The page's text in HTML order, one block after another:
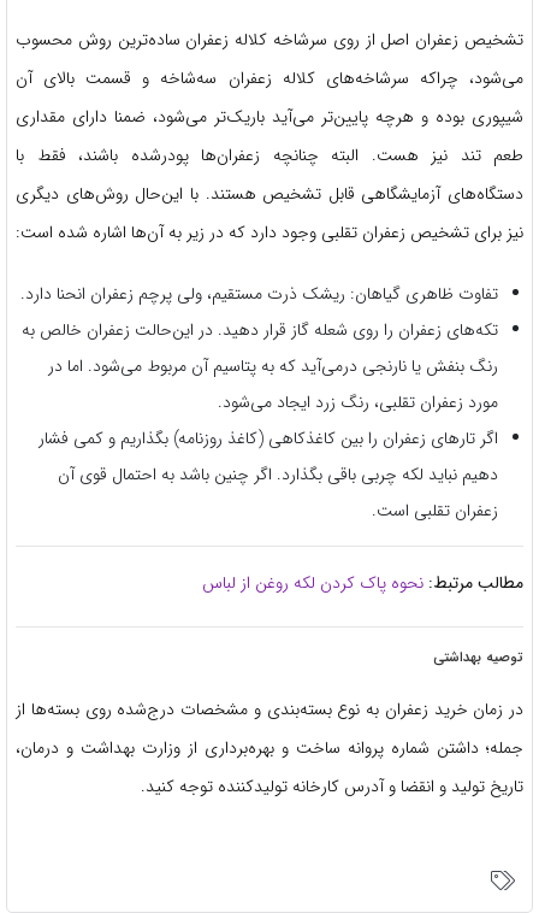
تشخیص زعفران‌ اصل از روی سرشاخه کلاله زعفران ساده‌ترین روش محسوب
می‌شود، چراکه سرشاخه‌های کلاله زعفران سه‌شاخه و قسمت بالای آن
شیپوری بوده و هرچه پایین‌تر می‌آید باریک‌تر می‌شود، ضمنا دارای مقداری
طعم تند نیز هست. البته چنانچه زعفران‌ها پودرشده باشند، فقط با
دستگاه‌های آزمایشگاهی قابل تشخیص هستند. با این‌حال روش‌های دیگری
نیز برای تشخیص زعفران تقلبی وجود دارد که در زیر به آن‌ها اشاره شده است:
تفاوت ظاهری گیاهان: ریشک ذرت مستقیم، ولی پرچم زعفران انحنا دارد.
تکه‌های زعفران را روی شعله گاز قرار دهید. در این‌حالت زعفران خالص به
رنگ بنفش یا نارنجی درمی‌آید که به پتاسیم آن مربوط می‌شود. اما در
مورد زعفران تقلبی، رنگ زرد ایجاد می‌شود.
اگر تارهای زعفران را بین کاغذکاهی (کاغذ روزنامه) بگذاریم و کمی فشار
دهیم نباید لکه چربی باقی بگذارد. اگر چنین باشد به احتمال قوی آن
زعفران تقلبی است.
مطالب مرتبط: نحوه پاک کردن لکه روغن از لباس
توصیه بهداشتی
در زمان خرید زعفران به نوع بسته‌بندی و مشخصات درج‌شده روی بسته‌ها از
جمله؛ داشتن شماره پروانه ساخت و بهره‌برداری از وزارت بهداشت و درمان،
تاریخ تولید و انقضا و آدرس کارخانه تولیدکننده توجه کنید.